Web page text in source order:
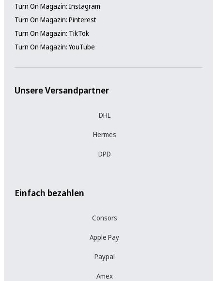
Turn On Magazin: Instagram
Turn On Magazin: Pinterest
Turn On Magazin: TikTok
Turn On Magazin: YouTube
Unsere Versandpartner
DHL
Hermes
DPD
Einfach bezahlen
Consors
Apple Pay
Paypal
Amex